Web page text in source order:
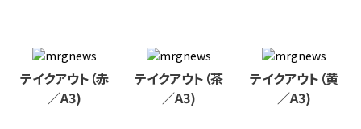
テイクアウト（赤
／A3)
テイクアウト（茶
／A3)
テイクアウト（黄
／A3)